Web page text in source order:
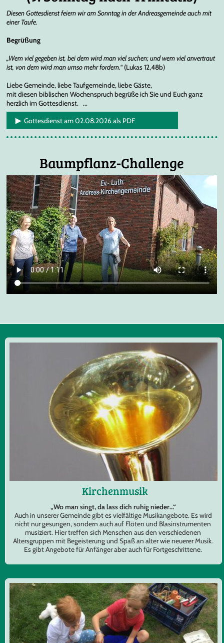
Diesen Gottesdienst feiern wir am Sonntag in der Andreasgemeinde auch mit
einer Taufe.
Begrüßung
„Wem viel gegeben ist, bei dem wird man viel suchen; und wem viel anvertraut
ist, von dem wird man umso mehr fordern.“ (Lukas 12,48b)
Liebe Gemeinde, liebe Taufgemeinde, liebe Gäste,
mit diesen biblischen Wochenspruch begrüße ich Sie und Euch ganz
herzlich im Gottesdienst. ...
Gottesdienst am 02.08.2026 als PDF
Baumpflanz-Challenge
Kirchenmusik
„Wo man singt, da lass dich ruhig nieder...“
Auch in unserer Gemeinde gibt es vielfältige Musikangebote. Es wird
nicht nur gesungen, sondern auch auf Flöten und Blasinstrumenten
musiziert. Hier treffen sich Menschen aus den verschiedenen
Altersgruppen mit Begeisterung und Spaß an alter wie neuerer Musik.
Es gibt Angebote für Anfänger aber auch für Fortgeschrittene.